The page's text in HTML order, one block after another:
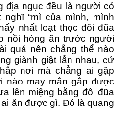
địa ngục đều là người có
“mì của mình, mình
nhất loạt thọc đôi đũa
nồi hòng ăn trước người
quá nên chẳng thể nào
giành giật lẫn nhau, cứ
nơi mà chẳng ai gặp
nào may mắn gắp được
lên miệng bằng đôi đũa
ăn được gì. Đó là quang